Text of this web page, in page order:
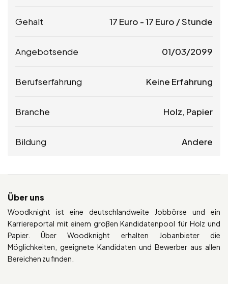
Gehalt 17 Euro -17 Euro / Stunde
Angebotsende 01/03/2099
Berufserfahrung Keine Erfahrung
Branche Holz, Papier
Bildung Andere
Über uns
Woodknight ist eine deutschlandweite Jobbörse und ein
Karriereportal mit einem großen Kandidatenpool für Holz und
Papier. Über Woodknight erhalten Jobanbieter die
Möglichkeiten, geeignete Kandidaten und Bewerber aus allen
Bereichen zu finden.